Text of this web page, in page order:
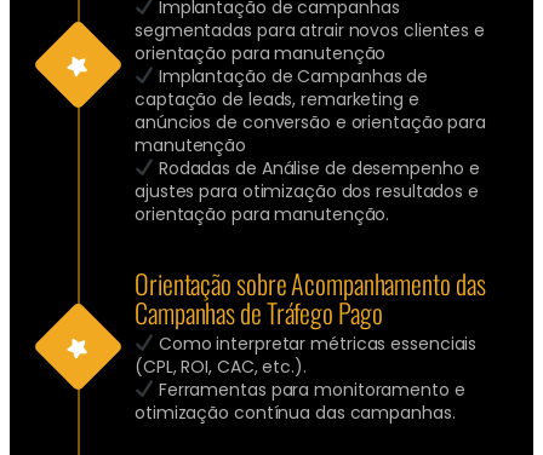
Implantação de campanhas
segmentadas para atrair novos clientes e
orientação para manutenção
Implantação de Campanhas de
captação de leads, remarketing e
anúncios de conversão e orientação para
manutenção
Rodadas de Análise de desempenho e
ajustes para otimização dos resultados e
orientação para manutenção.
Orientação sobre Acompanhamento das
Campanhas de Tráfego Pago
Como interpretar métricas essenciais
(CPL, ROI, CAC, etc.).
Ferramentas para monitoramento e
otimização contínua das campanhas.